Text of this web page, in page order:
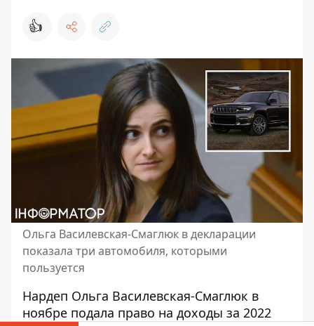
👍
Ольга Василевская-Смаглюк в декларации
показала три автомобиля, которыми
пользуется
Нардеп Ольга Василевская-Смаглюк в
ноябре подала право на доходы за 2022